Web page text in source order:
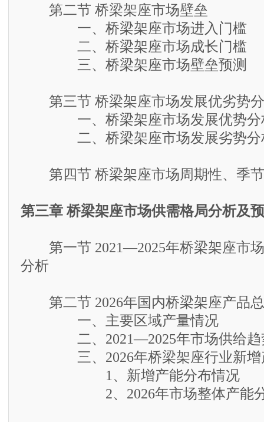
第二节 桥梁架座市场壁垒
一、桥梁架座市场进入门槛
二、桥梁架座市场成长门槛
三、桥梁架座市场壁垒预测
第三节 桥梁架座市场发展优劣势
一、桥梁架座市场发展优势分
二、桥梁架座市场发展劣势分
第四节 桥梁架座市场周期性、季
第三章 桥梁架座市场供需格局分析及
第一节 2021—2025年桥梁架座市场
分析
第二节 2026年国内桥梁架座产品
一、主要区域产量情况
二、2021—2025年市场供给趋势
三、2026年桥梁架座行业新增
1、新增产能分布情况
2、2026年市场整体产能